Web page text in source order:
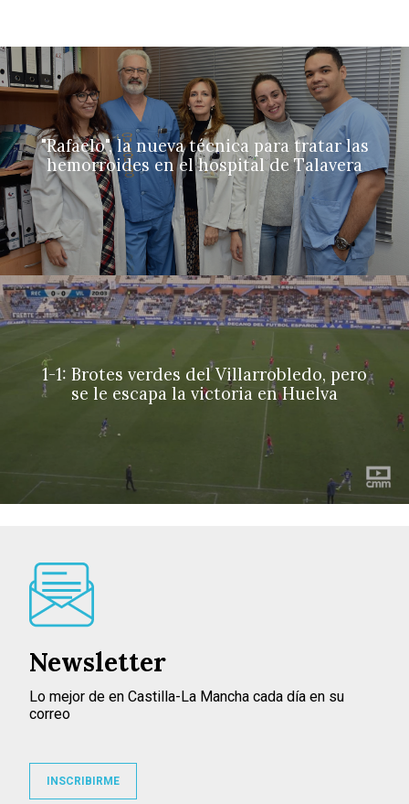
"Rafaelo", la nueva técnica para tratar las
hemorroides en el hospital de Talavera
1-1: Brotes verdes del Villarrobledo, pero
se le escapa la victoria en Huelva
Newsletter
Lo mejor de en Castilla-La Mancha cada día en su
correo
INSCRIBIRME